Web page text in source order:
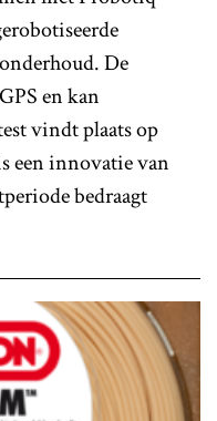
De
en kan
vindt plaats op
een innovatie van
bedraagt